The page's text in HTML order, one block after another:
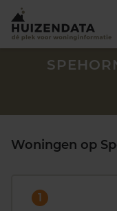
Woningen op
1